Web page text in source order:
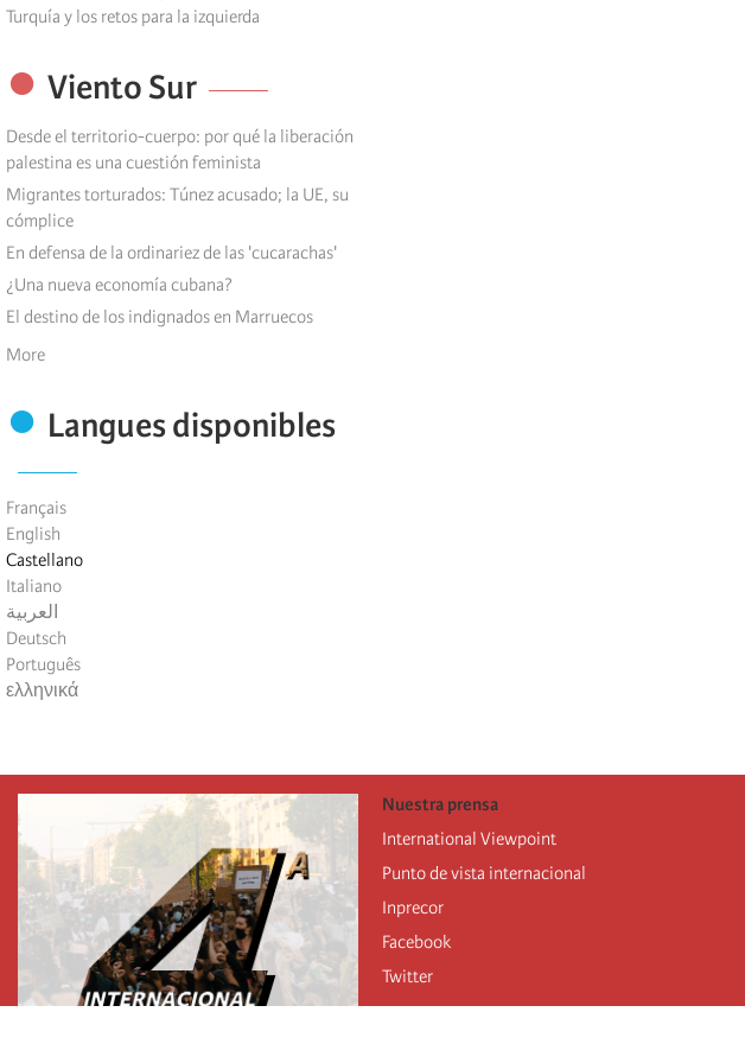
Turquía y los retos para la izquierda
Viento Sur
Desde el territorio-cuerpo: por qué la liberación
palestina es una cuestión feminista
Migrantes torturados: Túnez acusado; la UE, su
cómplice
En defensa de la ordinariez de las 'cucarachas'
¿Una nueva economía cubana?
El destino de los indignados en Marruecos
More
Langues disponibles
Français
English
Castellano
Italiano
العربية
Deutsch
Português
ελληνικά
Nuestra prensa
International Viewpoint
Punto de vista internacional
Inprecor
Facebook
Twitter